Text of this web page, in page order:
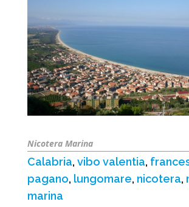
Nicotera Marina
Calabria, vibo valentia,
pagano, lungomare, nicotera,
marina